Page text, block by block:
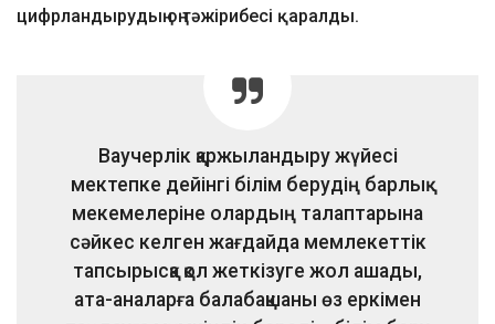
цифрландырудың оң тәжірибесі қаралды.
Ваучерлік қаржыландыру жүйесі
мектепке дейінгі білім берудің барлық
мекемелеріне олардың талаптарына
сәйкес келген жағдайда мемлекеттік
тапсырысқа қол жеткізуге жол ашады,
ата-аналарға балабақшаны өз еркімен